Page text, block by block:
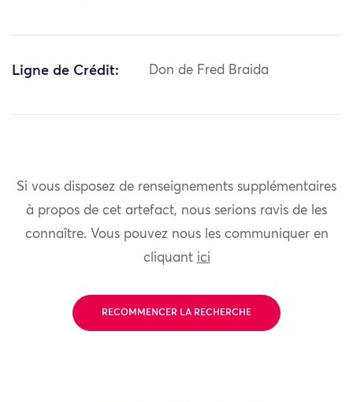
Ligne de Crédit: Don de Fred Braida
Si vous disposez de renseignements supplémentaires
à propos de cet artefact, nous serions ravis de les
connaître. Vous pouvez nous les communiquer en
cliquant ici
RECOMMENCER LA RECHERCHE